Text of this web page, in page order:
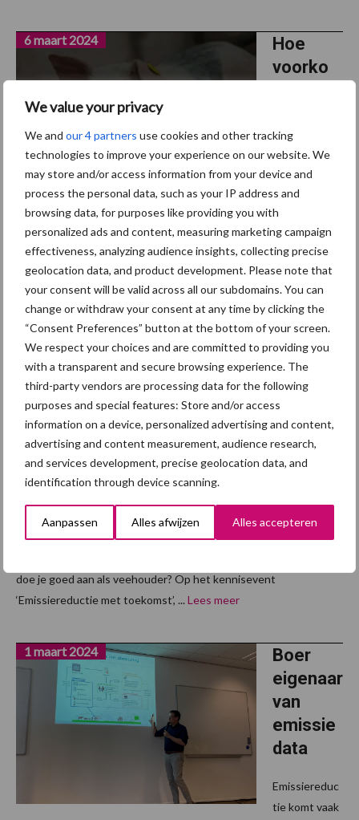
We value your privacy
We and our 4 partners use cookies and other tracking
technologies to improve your experience on our website. We
may store and/or access information from your device and
process the personal data, such as your IP address and
browsing data, for purposes like providing you with
personalized ads and content, measuring marketing campaign
effectiveness, analyzing audience insights, collecting precise
geolocation data, and product development. Please note that
your consent will be valid across all our subdomains. You can
change or withdraw your consent at any time by clicking the
“Consent Preferences” button at the bottom of your screen.
We respect your choices and are committed to providing you
with a transparent and secure browsing experience. The
third-party vendors are processing data for the following
purposes and special features: Store and/or access
information on a device, personalized advertising and content,
advertising and content measurement, audience research,
and services development, precise geolocation data, and
identification through device scanning.
Aanpassen Alles afwijzen Alles accepteren
Hoe
voorko
eid met
je
stadse
buren?
6 maart 2024
Steeds meer mensen vanuit de stad komen wonen op het
platteland. Nieuwe bewoners klagen soms over de overlast van
bedrijven, hoewel de agrariërs aan de vergunningen voldoen. Het
Louis Bolk Instituut ging opzoek naar een oplossing ...Lees meer
Licht
aan het
einde
van de
emissie-
Op dit
moment ligt er een gat tussen de juridische werkelijkheid en de
doe je goed aan als veehouder? Op het kennisevent
‘Emissiereductie met toekomst’, ... Lees meer
Boer
eigenaar
van
emissie
data
1 maart 2024
Emissiereduc
tie komt vaak